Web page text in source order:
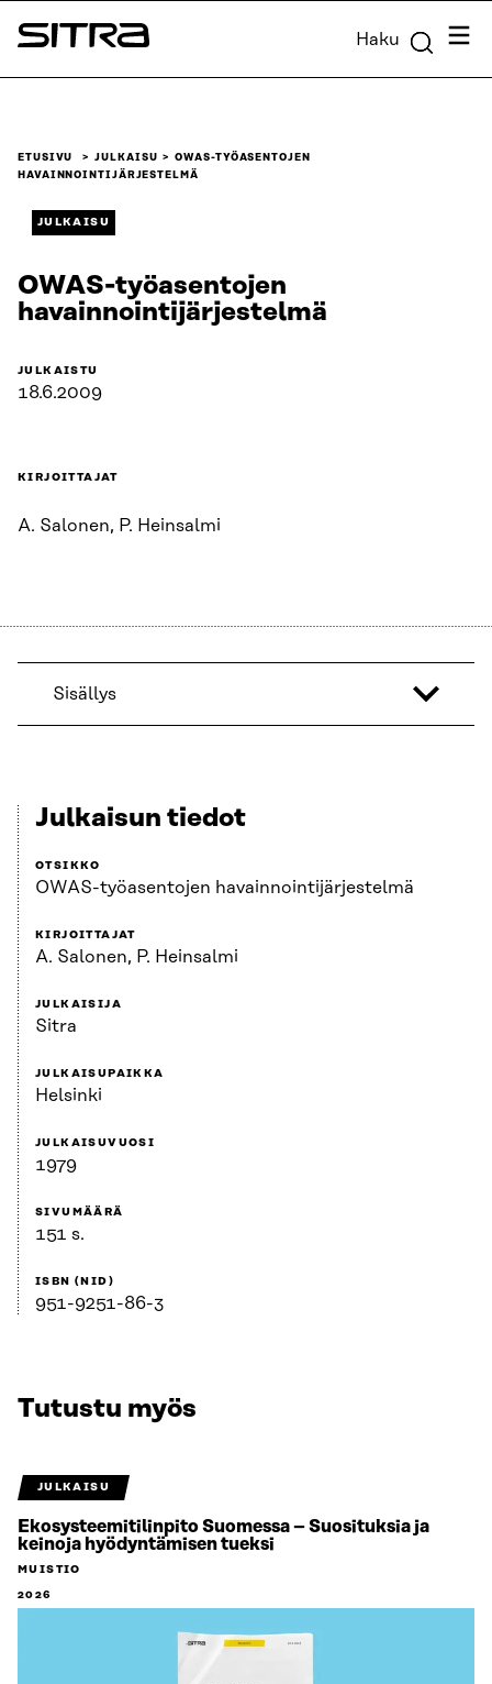
Siirry
suoraan
Sitra Haku
ETUSIVU JULKAISU
OWAS-TYÖASENTOJEN
HAVAINNOINTIJÄRJESTELMÄ
JULKAISU
OWAS-työasentojen
havainnointijärjestelmä
JULKAISTU
18.6.2009
KIRJOITTAJAT
A. Salonen, P. Heinsalmi
Sisällys
Julkaisun tiedot
OTSIKKO
OWAS-työasentojen havainnointijärjestelmä
KIRJOITTAJAT
A. Salonen, P. Heinsalmi
JULKAISIJA
Sitra
JULKAISUPAIKKA
Helsinki
JULKAISUVUOSI
1979
SIVUMÄÄRÄ
151 s.
ISBN (NID)
951-9251-86-3
Tutustu myös
JULKAISU
Ekosysteemitilinpito Suomessa – Suosituksia ja
keinoja hyödyntämisen tueksi
MUISTIO
2026